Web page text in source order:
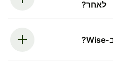
לאחר?